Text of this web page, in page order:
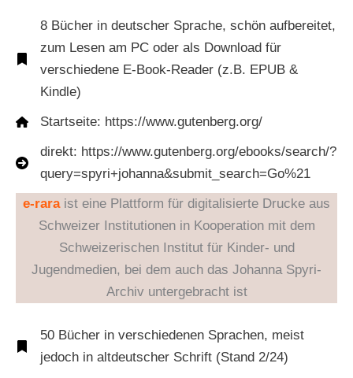
8 Bücher in deutscher Sprache, schön aufbereitet,
zum Lesen am PC oder als Download für
verschiedene E-Book-Reader (z.B. EPUB &
Kindle)
Startseite: https://www.gutenberg.org/
direkt: https://www.gutenberg.org/ebooks/search/?
query=spyri+johanna&submit_search=Go%21
e-raraist eine Plattform für digitalisierte Drucke aus
Schweizer Institutionen in Kooperation mit dem
Schweizerischen Institut für Kinder- und
Jugendmedien, bei dem auch das Johanna Spyri-
Archiv untergebracht ist
50 Bücher in verschiedenen Sprachen, meist
jedoch in altdeutscher Schrift (Stand 2/24)